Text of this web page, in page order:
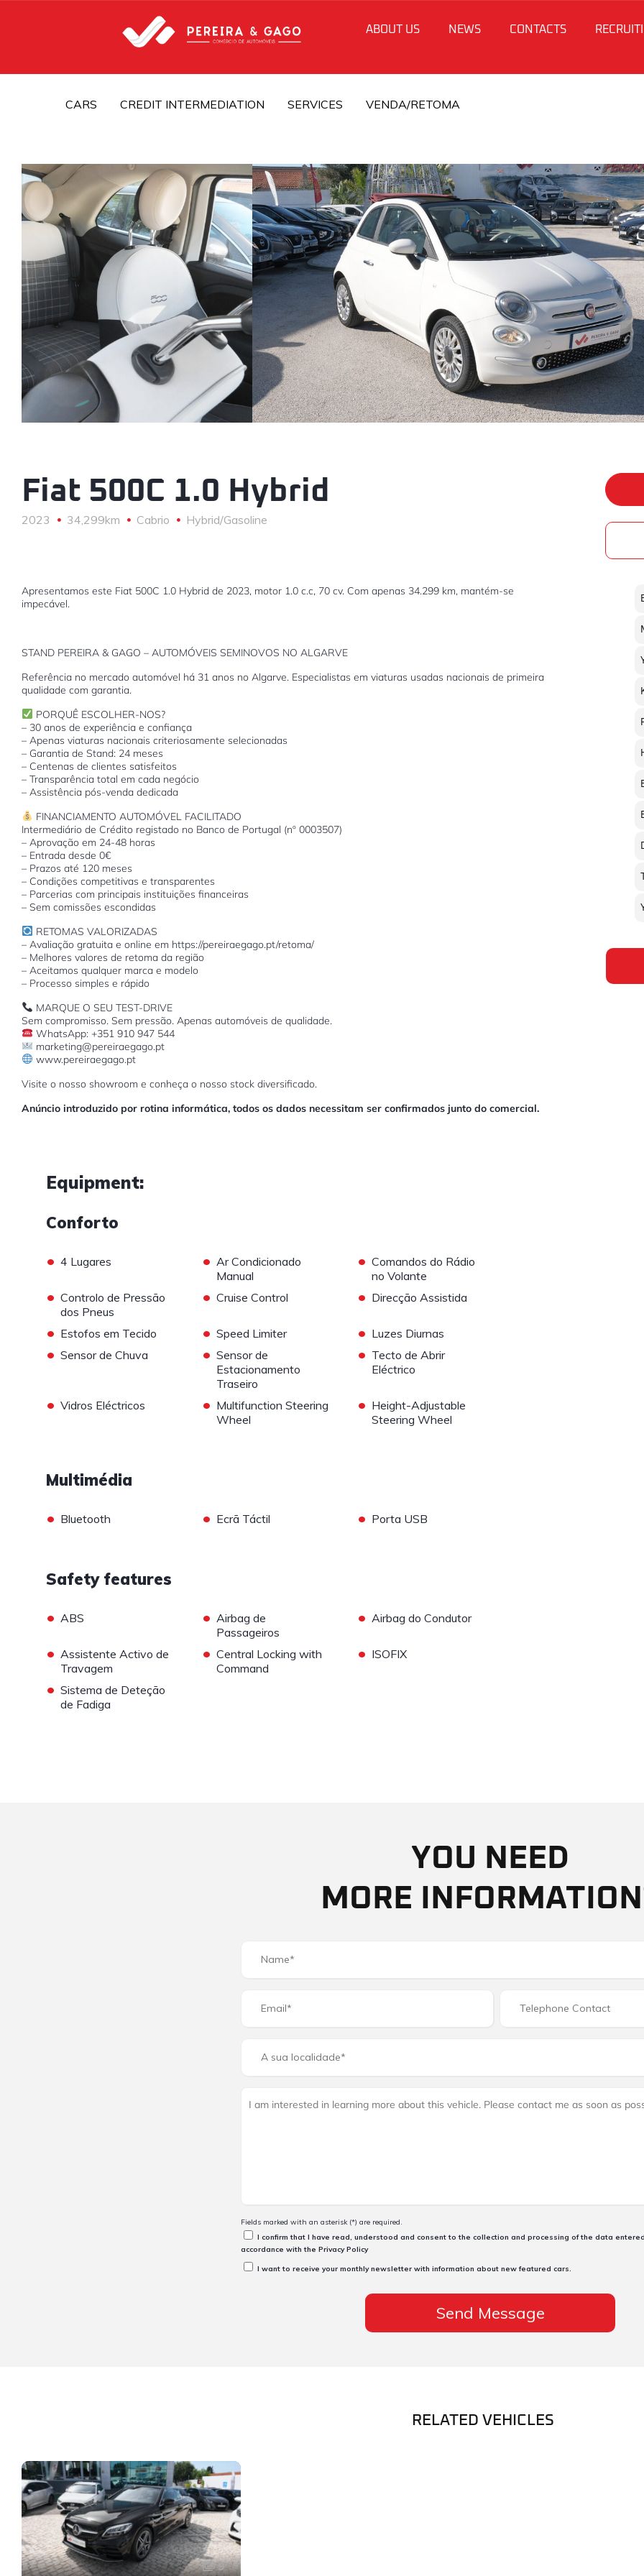
ABOUT US NEWS CONTACTS
CARS CREDIT INTERMEDIATION SERVICES VENDA/RETOMA
Fiat 500C 1.0 Hybrid
2023 34,299km Cabrio Hybrid/Gasoline
Apresentamos este Fiat 500C 1.0 Hybrid de 2023, motor 1.0 c.c, 70 cv. Com apenas 34.299 km, mantém-se
impecável.
STAND PEREIRA & GAGO – AUTOMÓVEIS SEMINOVOS NO ALGARVE
Referência no mercado automóvel há 31 anos no Algarve. Especialistas em viaturas usadas nacionais de primeira
qualidade com garantia.
PORQUÊ ESCOLHER-NOS?
– 30 anos de experiência e confiança
– Apenas viaturas nacionais criteriosamente selecionadas
– Garantia de Stand: 24 meses
– Centenas de clientes satisfeitos
– Transparência total em cada negócio
– Assistência pós-venda dedicada
FINANCIAMENTO AUTOMÓVEL FACILITADO
Intermediário de Crédito registado no Banco de Portugal (nº 0003507)
– Aprovação em 24-48 horas
– Entrada desde 0€
– Prazos até 120 meses
– Condições competitivas e transparentes
– Parcerias com principais instituições financeiras
– Sem comissões escondidas
RETOMAS VALORIZADAS
– Avaliação gratuita e online em https://pereiraegago.pt/retoma/
– Melhores valores de retoma da região
– Aceitamos qualquer marca e modelo
– Processo simples e rápido
MARQUE O SEU TEST-DRIVE
Sem compromisso. Sem pressão. Apenas automóveis de qualidade.
WhatsApp: +351 910 947 544
marketing@pereiraegago.pt
www.pereiraegago.pt
Visite o nosso showroom e conheça o nosso stock diversificado.
Anúncio introduzido por rotina informática, todos os dados necessitam ser confirmados junto do comercial.
Equipment:
Conforto
• 4 Lugares • Ar Condicionado
Manual
• Comandos do Rádio
no Volante
• Controlo de Pressão
dos Pneus
• Cruise Control • Direcção Assistida
• Estofos em Tecido • Speed Limiter • Luzes Diurnas
• Sensor de Chuva • Sensor de
Estacionamento
Traseiro
• Tecto de Abrir
Eléctrico
• Vidros Eléctricos • Multifunction Steering
Wheel
• Height-Adjustable
Steering Wheel
Multimédia
• Bluetooth • Ecrã Táctil • Porta USB
Safety features
• ABS • Airbag de
Passageiros
• Airbag do Condutor
• Assistente Activo de
Travagem
• Central Locking with
Command
• ISOFIX
• Sistema de Deteção
de Fadiga
YOU NEED
MORE
Fields marked with an asterisk (*) are required.
I confirm that I have read, understood and consent to the collection and processing of the data
accordance with the Privacy Policy
I want to receive your monthly newsletter with information about new featured cars.
RELATED VEHICLES
9